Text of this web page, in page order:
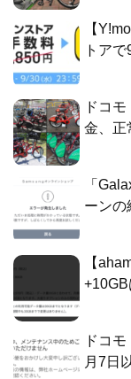
【
トア
ドコ
金、正
「
ーンの
【
ドコ
月7日